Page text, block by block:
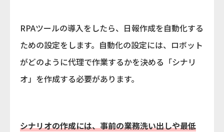
RPAツールの導入をしたら、日報作成を自動化する
ための設定をします。自動化の設定には、ロボット
がどのように代理で作業するかを決める「シナリ
オ」を作成する必要があります。
シナリオの作成には、事前の業務洗い出しや最低